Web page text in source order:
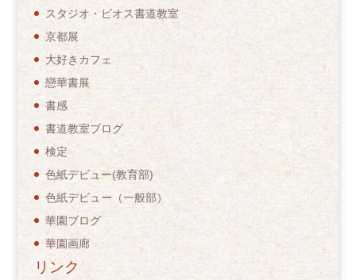
スタジオ・ビオス書道教室
京都展
大好きカフェ
戀華書展
書感
書道教室ブログ
検定
色紙デビュー(教育部)
色紙デビュー（一般部）
華園ブログ
華園画廊
リンク